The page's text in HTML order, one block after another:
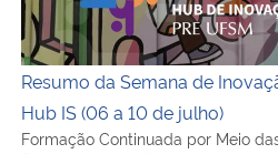
Resumo da Semana de
Hub IS (06 a 10 de julho)
Formação Continuada por Meio